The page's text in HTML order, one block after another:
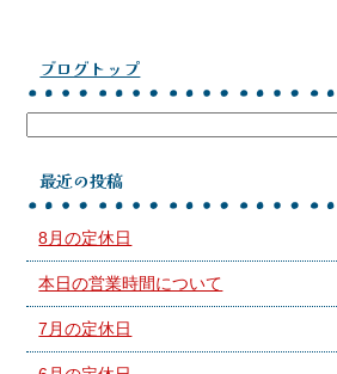
ブログトップ
最近の投稿
8月の定休日
本日の営業時間について
7月の定休日